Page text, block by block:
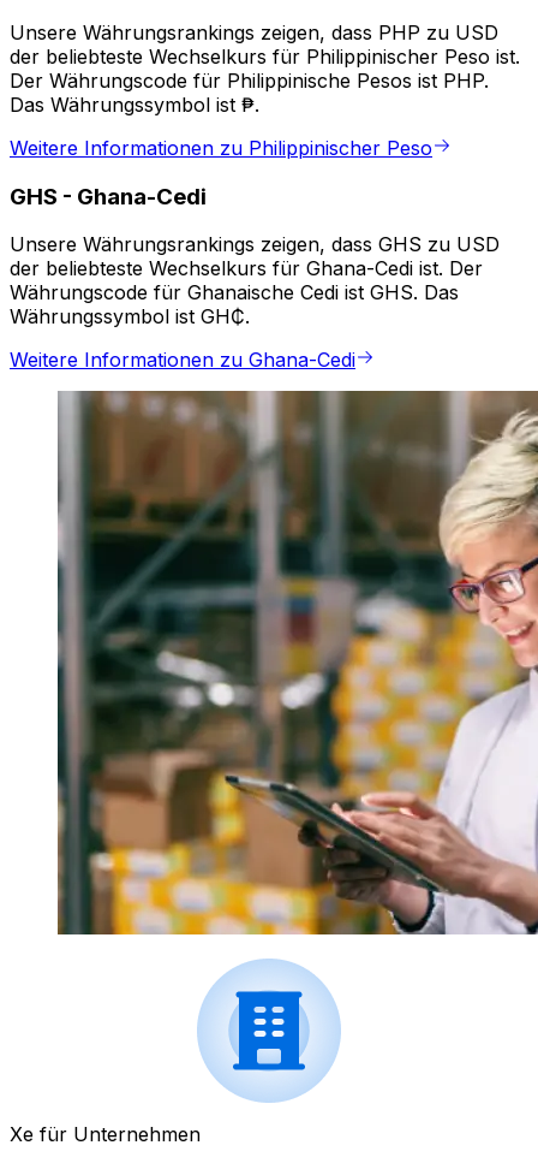
Unsere Währungsrankings zeigen, dass PHP zu USD
der beliebteste Wechselkurs für Philippinischer Peso ist.
Der Währungscode für Philippinische Pesos ist PHP.
Das Währungssymbol ist ₱.
Weitere Informationen zu Philippinischer Peso
GHS - Ghana-Cedi
Unsere Währungsrankings zeigen, dass GHS zu USD
der beliebteste Wechselkurs für Ghana-Cedi ist. Der
Währungscode für Ghanaische Cedi ist GHS. Das
Währungssymbol ist GH₵.
Weitere Informationen zu Ghana-Cedi
Xe für Unternehmen